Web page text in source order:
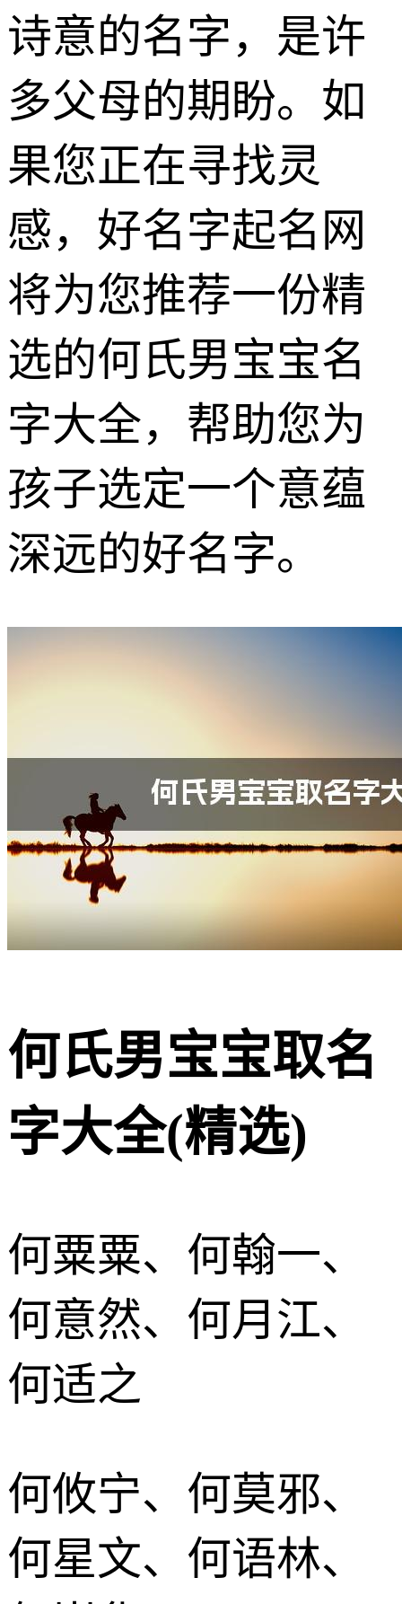
诗意的名字，是许
多父母的期盼。如
果您正在寻找灵
感，好名字起名网
将为您推荐一份精
选的何氏男宝宝名
字大全，帮助您为
孩子选定一个意蕴
深远的好名字。
何氏男宝宝取名
字大全(精选)
何粟粟、何翰一、
何意然、何月江、
何适之
何攸宁、何莫邪、
何星文、何语林、